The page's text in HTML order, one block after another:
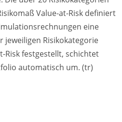
Value-at-Risk definiert
eine
jeweiligen Risikokategorie
Risk festgestellt, schichtet
automatisch um. (tr)